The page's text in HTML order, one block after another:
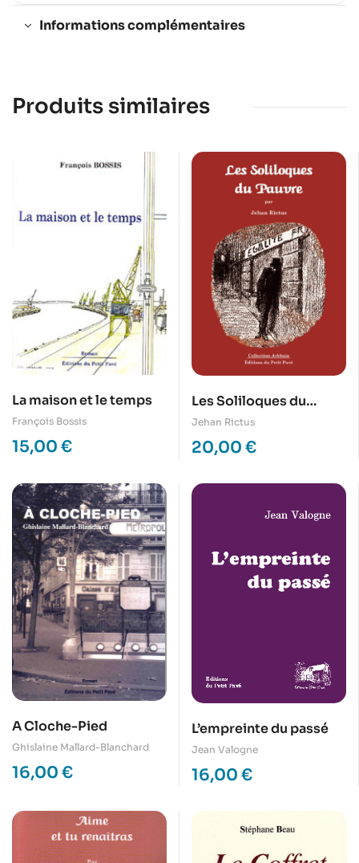
Informations complémentaires
Produits similaires
La maison et le temps
François Bossis
15,00 €
Les Soliloques du
Pauvre
Jehan Rictus
20,00 €
A Cloche-Pied
Ghislaine Mallard-Blanchard
16,00 €
L’empreinte du passé
Jean Valogne
16,00 €